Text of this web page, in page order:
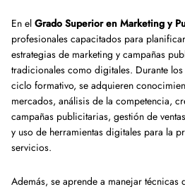
En el Grado Superior en Marketing y
profesionales capacitados para
estrategias de marketing y campañas
tradicionales como digitales. Durante
ciclo formativo, se adquieren
mercados, análisis de la competencia,
campañas publicitarias, gestión de
y uso de herramientas digitales para la
servicios.
Además, se aprende a manejar técnicas